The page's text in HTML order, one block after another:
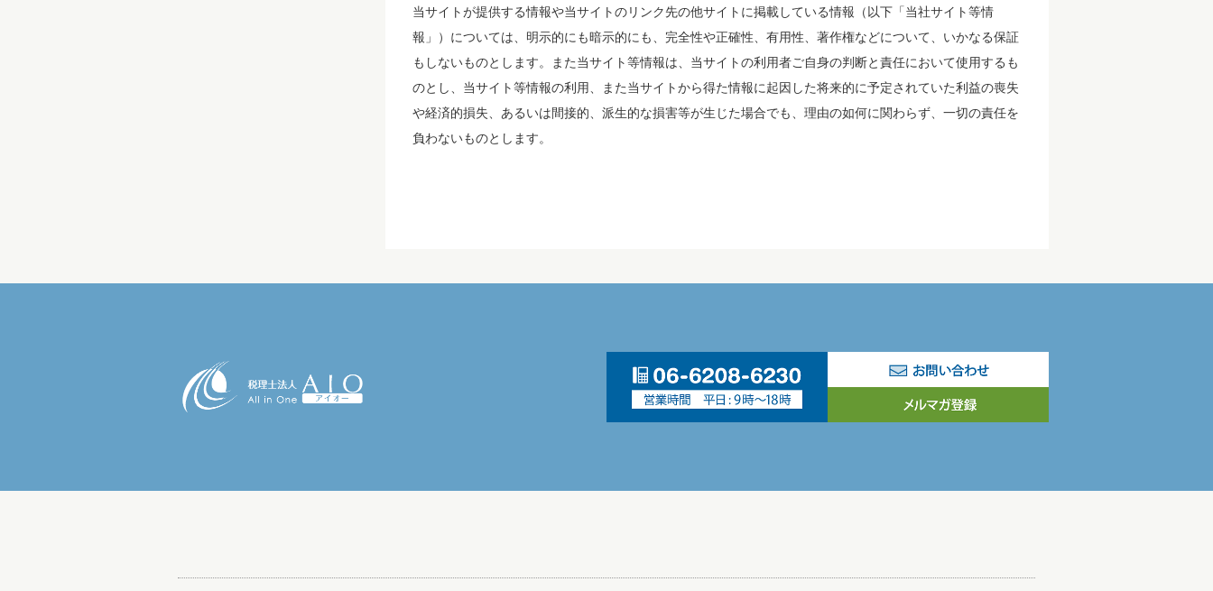
当サイトが提供する情報や当サイトのリンク先の他サイトに掲載している情報（以下「当社サイト等情
報」）については、明示的にも暗示的にも、完全性や正確性、有用性、著作権などについて、いかなる保証
もしないものとします。また当サイト等情報は、当サイトの利用者ご自身の判断と責任において使用するも
のとし、当サイト等情報の利用、また当サイトから得た情報に起因した将来的に予定されていた利益の喪失
や経済的損失、あるいは間接的、派生的な損害等が生じた場合でも、理由の如何に関わらず、一切の責任を
負わないものとします。